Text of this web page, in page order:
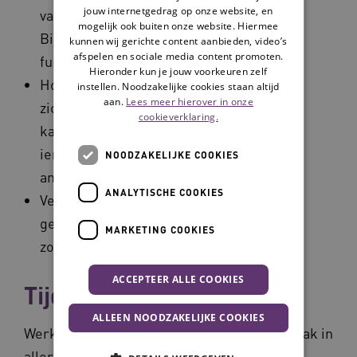
van gesprekken met medewerkers.
Bijvoorbeeld tijdens
functioneringsgesprekken.
Houd er rekening mee dat niet iedereen
zich herkent in de term mantelzorg. Het
kan dus passender zijn om te vragen of
iemand in de thuissituatie zorgt voor een
ander.
Vergeet niet de eventuele financiële
gevolgen van het opnemen van langdurig
zorgverlof te bespreken.
Tijd voor flexibiliteit
Werkende mantelzorgers wurmen zich al vaak in
jouw internetgedrag op onze website, en
mogelijk ook buiten onze website. Hiermee
kunnen wij gerichte content aanbieden, video’s
afspelen en sociale media content promoten.
Hieronder kun je jouw voorkeuren zelf
instellen. Noodzakelijke cookies staan altijd
aan. Lees meer hierover in onze
cookieverklaring.
NOODZAKELIJKE COOKIES
ANALYTISCHE COOKIES
MARKETING COOKIES
ACCEPTEER ALLE COOKIES
ALLEEN NOODZAKELIJKE COOKIES